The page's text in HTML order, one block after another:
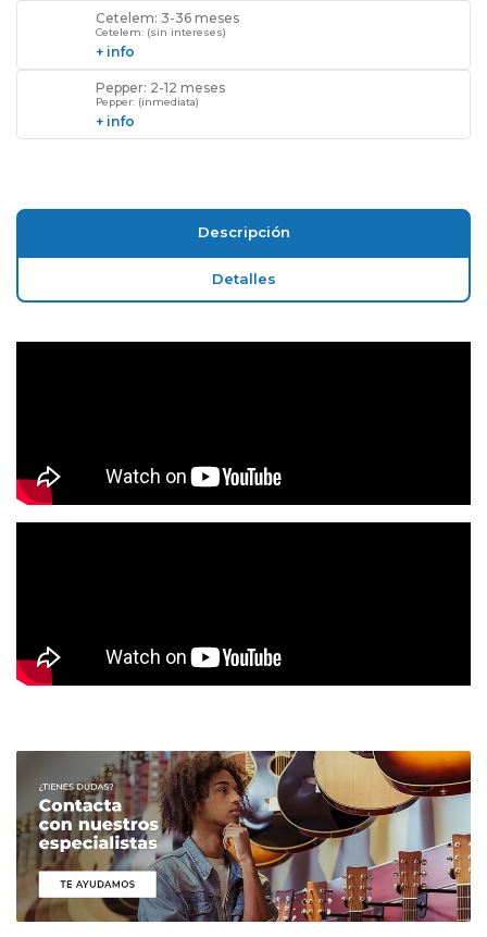
Cetelem: 3-36 meses
Cetelem: (sin intereses)
+ info
Pepper: 2-12 meses
Pepper: (inmediata)
+ info
Descripción
Detalles